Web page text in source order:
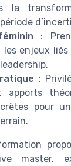
la
:
les enjeux
:
apports
pour
master,